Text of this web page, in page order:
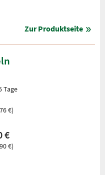
Zur Produktseite
Tage
€)
€
€)